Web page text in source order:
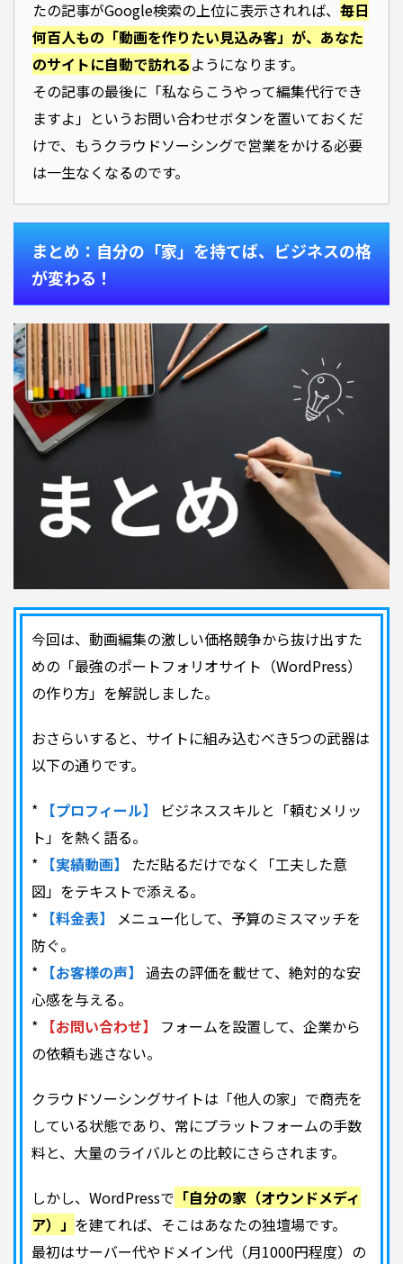
たの記事がGoogle検索の上位に表示されれば、 毎日
何百人もの「動画を作りたい見込み客」が、あなた
のサイトに自動で訪れるようになります。
その記事の最後に「私ならこうやって編集代行でき
ますよ」というお問い合わせボタンを置いておくだ
けで、もうクラウドソーシングで営業をかける必要
は一生なくなるのです。
まとめ：自分の「家」を持てば、ビジネスの格
が変わる！
今回は、動画編集の激しい価格競争から抜け出すた
めの「最強のポートフォリオサイト（WordPress）
の作り方」を解説しました。
おさらいすると、サイトに組み込むべき5つの武器は
以下の通りです。
* 【プロフィール】
ビジネススキルと「頼むメリッ
ト」を熱く語る。
* 【実績動画】
ただ貼るだけでなく「工夫した意
図」をテキストで添える。
* 【料金表】
メニュー化して、予算のミスマッチを
防ぐ。
* 【お客様の声】 過去の評価を載せて、絶対的な安
心感を与える。
* 【お問い合わせ】
フォームを設置して、企業から
の依頼も逃さない。
クラウドソーシングサイトは「他人の家」で商売を
している状態であり、常にプラットフォームの手数
料と、大量のライバルとの比較にさらされます。
しかし、WordPressで 「自分の家（オウンドメディ
ア）」 を建てれば、そこはあなたの独壇場です。
最初はサーバー代やドメイン代（月1000円程度）の